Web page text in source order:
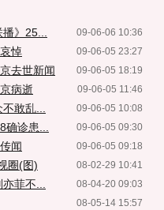
09-06-06 10:36
》25...
09-06-05 23:27
悼
09-06-05 18:19
去世新闻
09-06-05 11:46
病逝
09-06-05 10:08
敢乱...
09-06-05 09:30
诊患...
09-06-05 09:18
闻
08-02-29 10:41
圈(图)
08-04-20 09:03
菲不...
08-05-14 15:57